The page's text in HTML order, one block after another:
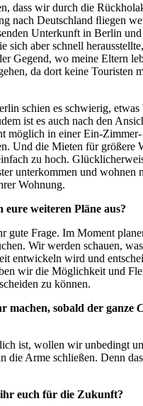
dass wir durch die
nach Deutschland ﬂiegen
Unterkunft in Berlin
sich aber schnell
Gegend, wo meine Eltern
da dort keine Touristen
schien es schwierig, etwas
ist es auch nach den
möglich in einer Ein-
Und die Mieten für größere
zu hoch.
unterkommen und wohnen
Wohnung.
eure weiteren Pläne aus?
gute Frage. Im Moment
Wir werden schauen,
entwickeln wird und
wir die Möglichkeit und
zu können.
machen, sobald der ganze
ist, wollen wir unbedingt
die Arme schließen. Denn
ihr euch für die Zukunft?